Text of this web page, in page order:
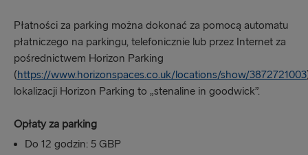
Płatności za parking można dokonać za pomocą automatu
płatniczego na parkingu, telefonicznie lub przez Internet za
pośrednictwem Horizon Parking
(https://www.horizonspaces.co.uk/locations/show/3872721003
lokalizacji Horizon Parking to „stenaline in goodwick”.
Opłaty za parking
Do 12 godzin: 5 GBP